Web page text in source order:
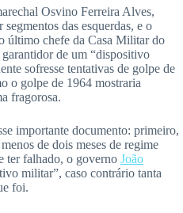
Osvino Ferreira Alves,
das esquerdas, e o
último chefe da Casa Militar do
de um “dispositivo
sofresse tentativas de golpe de
o golpe de 1964 mostraria
fragorosa.
importante documento: primeiro,
de dois meses de regime
ter falhado, o governo João
militar”, caso contrário tanta
foi.